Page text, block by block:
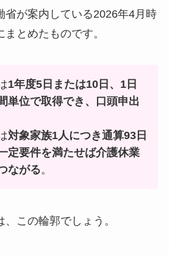
省が案内している2026年4月時
とめたものです。
1年度5日または10日、1日
単位で取得でき、口頭申出
対象家族1人につき通算93日
定要件を満たせば介護休業
ながる。
この輪郭でしょう。